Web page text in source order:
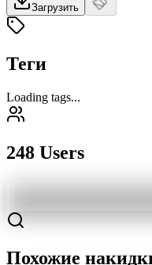
Загрузить
Теги
Loading tags...
248 Users
Похожие